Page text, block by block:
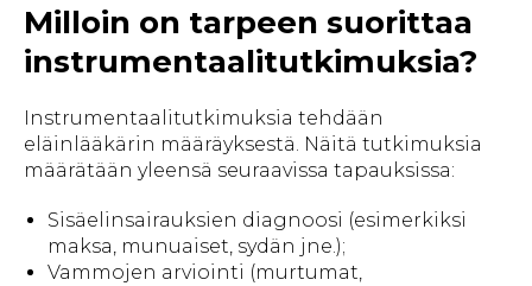
Milloin on tarpeen suorittaa
instrumentaalitutkimuksia?
Instrumentaalitutkimuksia tehdään
eläinlääkärin määräyksestä. Näitä tutkimuksia
määrätään yleensä seuraavissa tapauksissa:
Sisäelinsairauksien diagnoosi (esimerkiksi
maksa, munuaiset, sydän jne.);
Vammojen arviointi (murtumat,